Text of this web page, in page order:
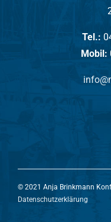
Tel.:
Mobil:
© 2021 Anja Brinkmann
Datenschutzerklärung